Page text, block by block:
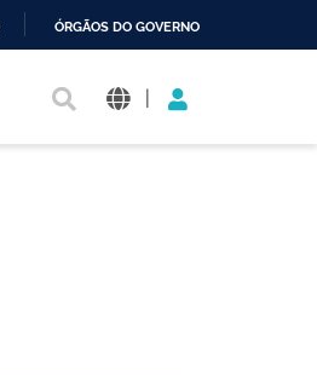
ÓRGÃOS DO GOVERNO
|